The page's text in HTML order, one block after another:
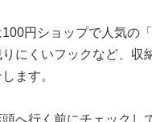
円ショップで人気の
りにくいフックなど、収
ます。
へ行く前にチェックし